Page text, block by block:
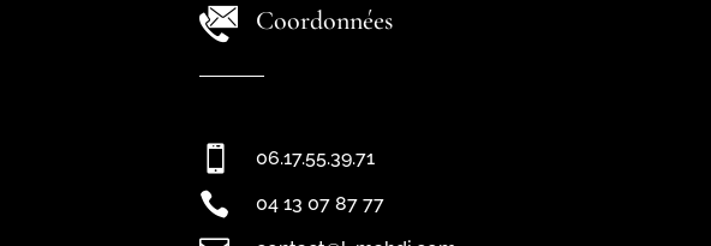
Coordonnées
 06.17.55.39.71
 04 13 07 87 77